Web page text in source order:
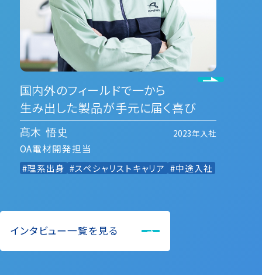
国内外のフィールドで一から
生み出した製品が手元に届く喜び
髙木 悟史 2023年入社
OA電材開発担当
#理系出身 #スペシャリストキャリア #中途入社
インタビュー一覧を見る